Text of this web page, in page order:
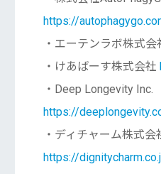
https://
・エーテンラボ株式会
・けあばーす株式会社
・Deep Longevity Inc.
https://
・ディチャーム株式会
https://